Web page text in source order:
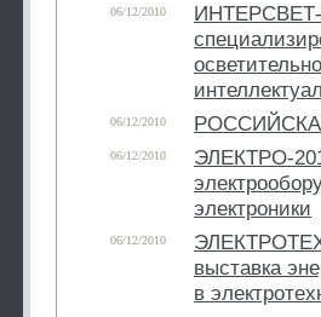
06/12/2010
ИНТЕРСВЕТ-
06/12/2010
06/12/2010
ЭЛЕКТРО-
электроники
06/12/2010
выставка
в